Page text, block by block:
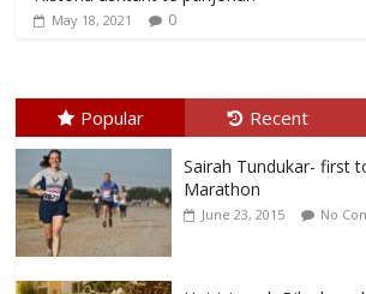
May 18, 2021 0
Popular Recent
Sairah Tundukar- first
Marathon
June 23, 2015 No